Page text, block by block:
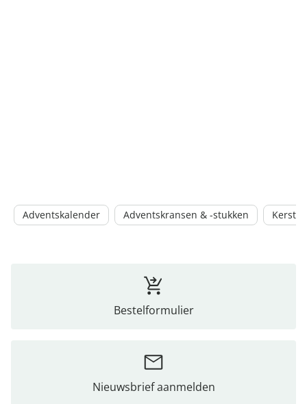
Adventskalender Adventskransen & -stukken
Bestelformulier
Nieuwsbrief aanmelden